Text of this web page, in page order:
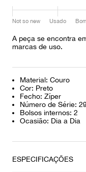
Not so new Usado
A peça se encontra
marcas de uso.
Material: Couro
Cor: Preto
Fecho: Zíper
Número de Série:
Bolsos internos: 2
Ocasião: Dia a Dia
ESPECIFICAÇÕES